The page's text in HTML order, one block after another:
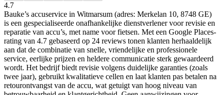
4.7
Bauke’s accuservice in Witmarsum (adres: Merkelan 10, 8748 GE)
is een gespecialiseerde onafhankelijke dienstverlener voor revisie en
reparatie van accu’s, met name voor fietsen. Met een Google Places-
rating van 4.7 gebaseerd op 24 reviews tonen klanten herhaaldelijk
aan dat de combinatie van snelle, vriendelijke en professionele
service, eerlijke prijzen en heldere communicatie sterk gewaardeerd
wordt. Het bedrijf biedt revisie volgens duidelijke garanties (zoals
twee jaar), gebruikt kwalitatieve cellen en laat klanten pas betalen na
retourontvangst van de accu, wat getuigt van hoog niveau van